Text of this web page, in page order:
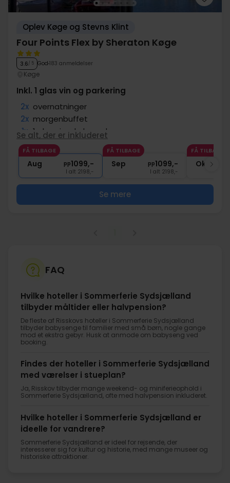
Oplev Køge og Stevns Klint
Four Points Flex by Sheraton Køge
3.6/ 5 God 183 anmeldelser
Køge
Inkl. 1 glas vin og parkering
2x overnatninger
2x morgenbuffet
1x 1 glas vin, øl el. vand
1x kaffe to go
2x Gratis parkering og internet
Se alt, der er inkluderet
FÅ TILBAGE
Aug pp1099,-
I alt 2198,-
FÅ TILBAGE
Sep pp1099,-
I alt 2198,-
FÅ TILBAGE
Okt
Se mere
FAQ
Hvilke hoteller i Sommerferie Sydsjælland
tilbyder måltider eller halvpension?
De fleste af Risskovs hoteller i Sommerferie Sydsjælland
tilbyder babysenge til familier med små børn, nogle gange
mod et ekstra gebyr. Husk at anmode om babyseng ved
booking.
Findes der hoteller i Sommerferie Sydsjælland
med værelser i stueplan?
Ja, Risskov tilbyder mange weekend- og miniferieophold i
Sommerferie Sydsjælland, ofte med halvpension inkluderet.
Hvilke hoteller i Sommerferie Sydsjælland er
ideelle for vandrere?
Sommerferie Sydsjælland er ideel for rejsende, der
interesserer sig for kultur og historie, med mange museer og
historiske attraktioner.